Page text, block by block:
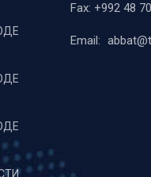
Fax: +992 48
Email: